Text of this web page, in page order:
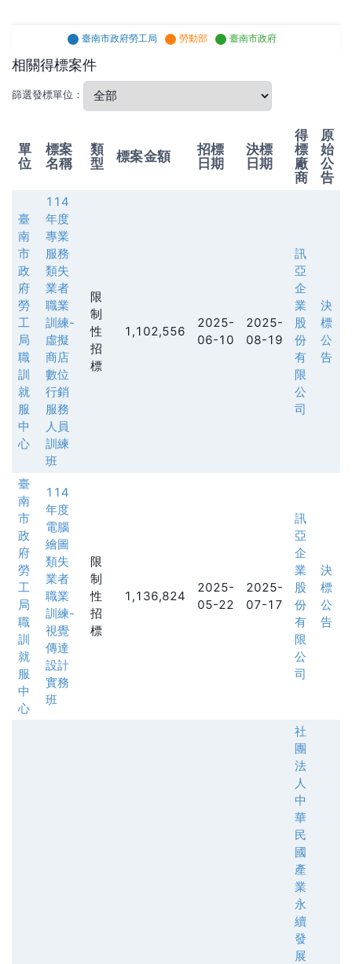
臺南市政府勞工局 勞動部 臺南市政府
相關得標案件
篩選發標單位：
單
位
標案
名稱
類
型
標案金額
招標
日期
決標
日期
得
標
廠
商
原
始
公
告
臺
南
市
政
府
勞
工
局
職
訓
就
服
中
心
114
年度
專業
服務
類失
業者
職業
訓練-
虛擬
商店
數位
行銷
服務
人員
訓練
班
限
制
性
招
標
1,102,556
2025-
06-10
2025-
08-19
訊
亞
企
業
股
份
有
限
公
司
決
標
公
告
臺
南
市
政
府
勞
工
局
職
訓
就
服
中
心
114
年度
電腦
繪圖
類失
業者
職業
訓練-
視覺
傳達
設計
實務
班
限
制
性
招
標
1,136,824
2025-
05-22
2025-
07-17
訊
亞
企
業
股
份
有
限
公
司
決
標
公
告
社
團
法
人
中
華
民
國
產
業
永
續
發
展